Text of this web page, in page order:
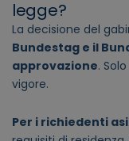
legge?
La decisione del
Bundestag e il
approvazione.
vigore.
Per i richiedenti